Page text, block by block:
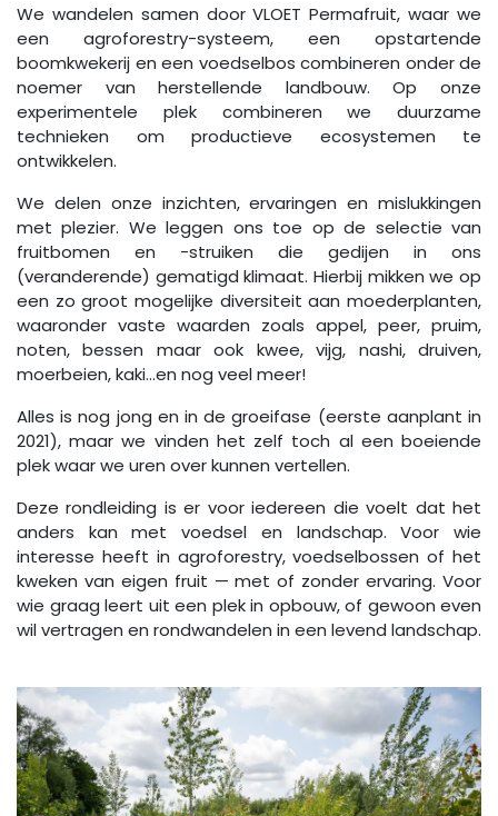
We wandelen samen door VLOET Permafruit, waar we
een agroforestry-systeem, een opstartende
boomkwekerij en een voedselbos combineren onder de
noemer van herstellende landbouw. Op onze
experimentele plek combineren we duurzame
technieken om productieve ecosystemen te
ontwikkelen.
We delen onze inzichten, ervaringen en mislukkingen
met plezier. We leggen ons toe op de selectie van
fruitbomen en -struiken die gedijen in ons
(veranderende) gematigd klimaat. Hierbij mikken we op
een zo groot mogelijke diversiteit aan moederplanten,
waaronder vaste waarden zoals appel, peer, pruim,
noten, bessen maar ook kwee, vijg, nashi, druiven,
moerbeien, kaki...en nog veel meer!
Alles is nog jong en in de groeifase (eerste aanplant in
2021), maar we vinden het zelf toch al een boeiende
plek waar we uren over kunnen vertellen.
Deze rondleiding is er voor iedereen die voelt dat het
anders kan met voedsel en landschap. Voor wie
interesse heeft in agroforestry, voedselbossen of het
kweken van eigen fruit — met of zonder ervaring. Voor
wie graag leert uit een plek in opbouw, of gewoon even
wil vertragen en rondwandelen in een levend landschap.